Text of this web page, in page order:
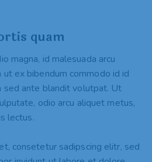
quam
magna, id malesuada arcu
ex bibendum commodo id id
sed ante blandit volutpat. Ut
odio arcu aliquet metus,
lectus.
consetetur sadipscing elitr, sed